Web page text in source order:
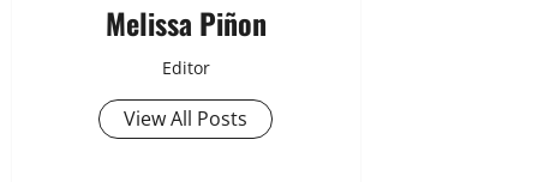
Melissa Piñon
Editor
View All Posts